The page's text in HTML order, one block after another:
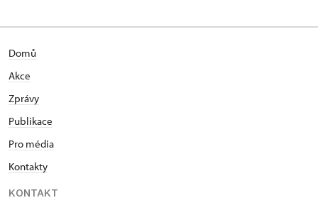
Domů
Akce
Zprávy
Publikace
Pro média
Kontakty
KONTAKT